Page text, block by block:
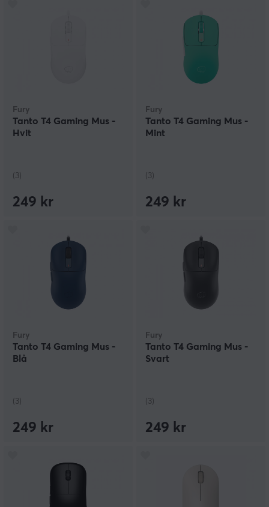
Fury
Tanto T4 Gaming Mus -
Hvit
(3)
249 kr
Fury
Tanto T4 Gaming Mus -
Mint
(3)
249 kr
Fury
Tanto T4 Gaming Mus -
Blå
(3)
249 kr
Fury
Tanto T4 Gaming Mus -
Svart
(3)
249 kr